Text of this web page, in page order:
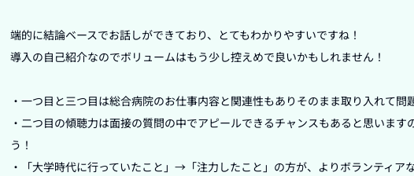
端的に結論ベースでお話しができており、とてもわかりやすいですね！
導入の自己紹介なのでボリュームはもう少し控えめで良いかもしれません！
・一つ目と三つ目は総合病院のお仕事内容と関連性もありそのまま取り入れて問
・二つ目の傾聴力は面接の質問の中でアピールできるチャンスもあると思います
う！
・「大学時代に行っていたこと」→「注力したこと」の方が、よりボランティア